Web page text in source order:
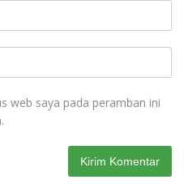
web saya pada peramban ini